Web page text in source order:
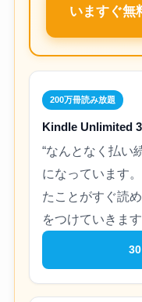
いますぐ無
200万冊読み放題
Kindle Unlimited
“なんとなく払い
になっています
たことがすぐ読
をつけていきます